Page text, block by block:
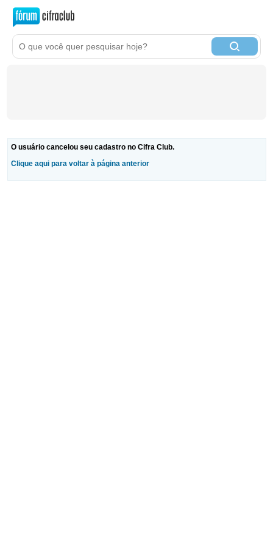
O usuário cancelou seu cadastro no Cifra Club.
Clique aqui para voltar à página anterior